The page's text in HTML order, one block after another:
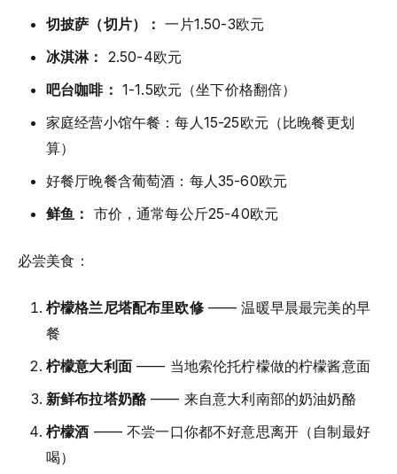
切披萨（切片）： 一片1.50-3欧元
冰淇淋： 2.50-4欧元
吧台咖啡： 1-1.5欧元（坐下价格翻倍）
家庭经营小馆午餐：每人15-25欧元（比晚餐更划
算）
好餐厅晚餐含葡萄酒：每人35-60欧元
鲜鱼： 市价，通常每公斤25-40欧元
必尝美食：
柠檬格兰尼塔配布里欧修—— 温暖早晨最完美的早
餐
柠檬意大利面—— 当地索伦托柠檬做的柠檬酱意面
新鲜布拉塔奶酪—— 来自意大利南部的奶油奶酪
柠檬酒 —— 不尝一口你都不好意思离开（自制最好
喝）